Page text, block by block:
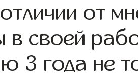
от
в своей
3 года не